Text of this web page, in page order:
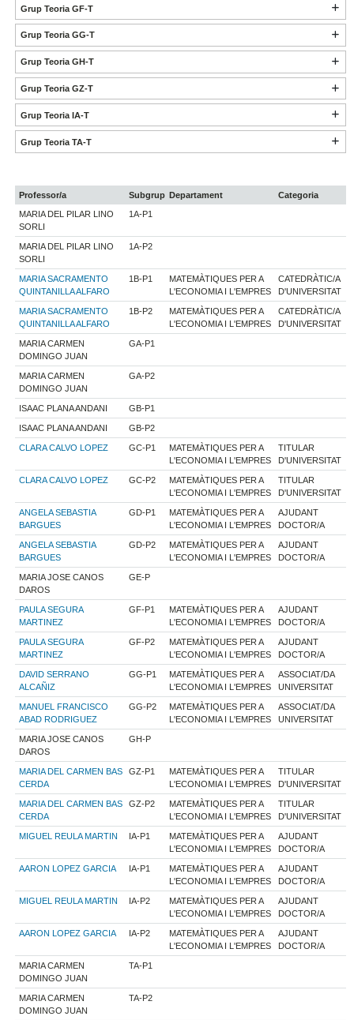
Grup Teoria GF-T
Grup Teoria GG-T
Grup Teoria GH-T
Grup Teoria GZ-T
Grup Teoria IA-T
Grup Teoria TA-T
Professor/a Subgrup Departament
Categoria
MARIA DEL PILAR LINO
SORLI
1A-P1
MARIA DEL PILAR LINO
SORLI
1A-P2
MARIA SACRAMENTO
QUINTANILLA ALFARO
1B-P1
MATEMÀTIQUES PER A
L'ECONOMIA I L'EMPRES
CATEDRÀTIC/A
D'UNIVERSITAT
MARIA SACRAMENTO
QUINTANILLA ALFARO
1B-P2
MATEMÀTIQUES PER A
L'ECONOMIA I L'EMPRES
CATEDRÀTIC/A
D'UNIVERSITAT
MARIA CARMEN
DOMINGO JUAN
GA-P1
MARIA CARMEN
DOMINGO JUAN
GA-P2
ISAAC PLANA ANDANI GB-P1
ISAAC PLANA ANDANI GB-P2
CLARA CALVO LOPEZ GC-P1
MATEMÀTIQUES PER A
L'ECONOMIA I L'EMPRES
TITULAR
D'UNIVERSITAT
CLARA CALVO LOPEZ GC-P2
MATEMÀTIQUES PER A
L'ECONOMIA I L'EMPRES
TITULAR
D'UNIVERSITAT
ANGELA SEBASTIA
BARGUES
GD-P1
MATEMÀTIQUES PER A
L'ECONOMIA I L'EMPRES
AJUDANT
DOCTOR/A
ANGELA SEBASTIA
BARGUES
GD-P2
MATEMÀTIQUES PER A
L'ECONOMIA I L'EMPRES
AJUDANT
DOCTOR/A
MARIA JOSE CANOS
DAROS
GE-P
PAULA SEGURA
MARTINEZ
GF-P1
MATEMÀTIQUES PER A
L'ECONOMIA I L'EMPRES
AJUDANT
DOCTOR/A
PAULA SEGURA
MARTINEZ
GF-P2
MATEMÀTIQUES PER A
L'ECONOMIA I L'EMPRES
AJUDANT
DOCTOR/A
DAVID SERRANO
ALCAÑIZ
GG-P1
MATEMÀTIQUES PER A
L'ECONOMIA I L'EMPRES
ASSOCIAT/DA
UNIVERSITAT
MANUEL FRANCISCO
ABAD RODRIGUEZ
GG-P2
MATEMÀTIQUES PER A
L'ECONOMIA I L'EMPRES
ASSOCIAT/DA
UNIVERSITAT
MARIA JOSE CANOS
DAROS
GH-P
MARIA DEL CARMEN BAS
CERDA
GZ-P1
MATEMÀTIQUES PER A
L'ECONOMIA I L'EMPRES
TITULAR
D'UNIVERSITAT
MARIA DEL CARMEN BAS
CERDA
GZ-P2
MATEMÀTIQUES PER A
L'ECONOMIA I L'EMPRES
TITULAR
D'UNIVERSITAT
MIGUEL REULA MARTIN IA-P1
MATEMÀTIQUES PER A
L'ECONOMIA I L'EMPRES
AJUDANT
DOCTOR/A
AARON LOPEZ GARCIA IA-P1
MATEMÀTIQUES PER A
L'ECONOMIA I L'EMPRES
AJUDANT
DOCTOR/A
MIGUEL REULA MARTIN IA-P2
MATEMÀTIQUES PER A
L'ECONOMIA I L'EMPRES
AJUDANT
DOCTOR/A
AARON LOPEZ GARCIA IA-P2
MATEMÀTIQUES PER A
L'ECONOMIA I L'EMPRES
AJUDANT
DOCTOR/A
MARIA CARMEN
DOMINGO JUAN
TA-P1
MARIA CARMEN
DOMINGO JUAN
TA-P2